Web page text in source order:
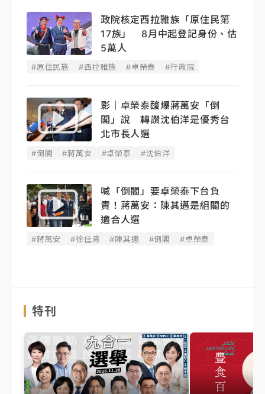
政院核定西拉雅族「原住民第
17族」 8月中起登記身份、估
5萬人
#原住民族 #西拉雅族 #卓榮泰 #行政院
影｜卓榮泰酸爆蔣萬安「倒
閣」說 轉讚沈伯洋是優秀台
北市長人選
#倒閣 #蔣萬安 #卓榮泰 #沈伯洋
喊「倒閣」要卓榮泰下台負
責！蔣萬安：陳其邁是組閣的
適合人選
#蔣萬安 #徐佳青 #陳其邁 #倒閣 #卓榮泰
特刊